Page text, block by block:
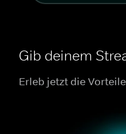
Gib deinem
Erleb jetzt die